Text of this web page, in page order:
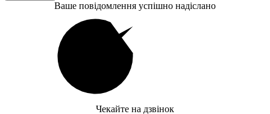
Ваше повідомлення успішно надіслано
Чекайте на дзвінок